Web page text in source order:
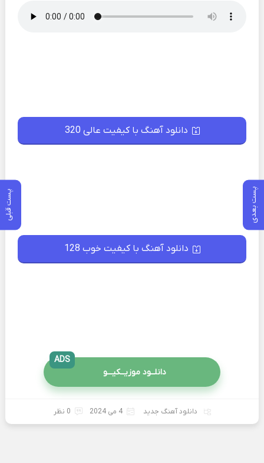
پست بعدی پست قبلی
دانلود آهنگ با کیفیت عالی 320
دانلود آهنگ با کیفیت خوب 128
دانلــود موزیــکیـــو
ADS
دانلود آهنگ جدید 4 می 2024 0 نظر